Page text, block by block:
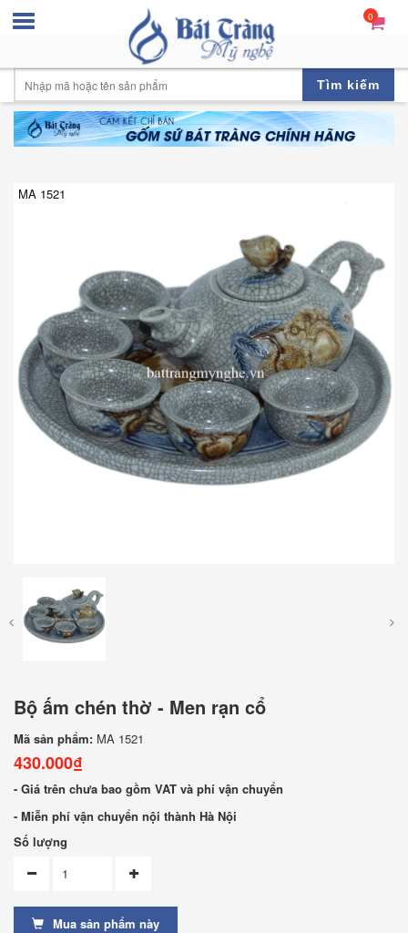
0
Tìm kiếm
MA 1521
Bộ ấm chén thờ - Men rạn cổ
Mã sản phẩm: MA 1521
430.000₫
- Giá trên chưa bao gồm VAT và phí vận chuyển
- Miễn phí vận chuyển nội thành Hà Nội
Số lượng
Mua sản phẩm này